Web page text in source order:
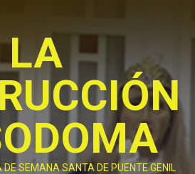
LA
SEMANA SANTA DE PUENTE GENIL